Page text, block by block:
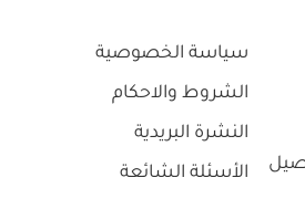
سياسة الخصوصية
الشروط والاحكام
النشرة البريدية
الأسئلة الشائعة